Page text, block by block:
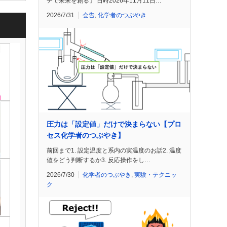
2026/7/31 会告, 化学者のつぶやき
圧力は「設定値」だけで決まらない【プロ
セス化学者のつぶやき】
前回まで1. 設定温度と系内の実温度のお話2. 温度
値をどう判断するか3. 反応操作をし…
2026/7/30 化学者のつぶやき , 実験・テクニッ
ク